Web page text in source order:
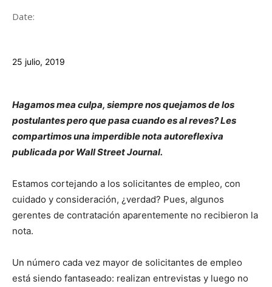
Date:
25 julio, 2019
Hagamos mea culpa, siempre nos quejamos de los
postulantes pero que pasa cuando es al reves? Les
compartimos una imperdible nota autoreflexiva
publicada por Wall Street Journal.
Estamos cortejando a los solicitantes de empleo, con
cuidado y consideración, ¿verdad? Pues, algunos
gerentes de contratación aparentemente no recibieron la
nota.
Un número cada vez mayor de solicitantes de empleo
está siendo fantaseado: realizan entrevistas y luego no